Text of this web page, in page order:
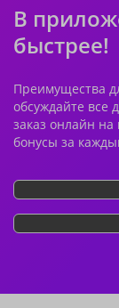
В
быстрее!
Преимущества
обсуждайте все
заказ онлайн
бонусы за